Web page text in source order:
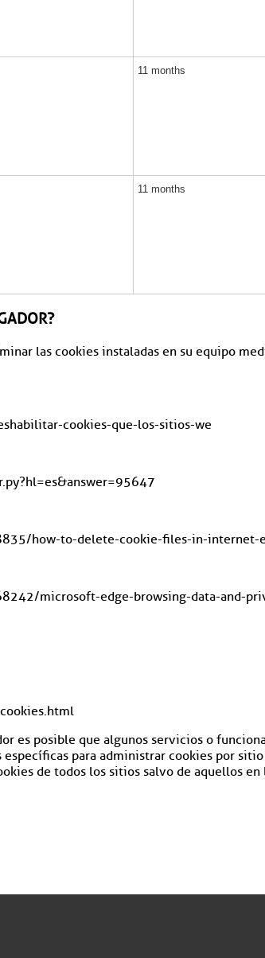
11 months
11 months
las cookies instaladas en su equipo
cookies-que-los-sitios-we
how-to-delete-cookie-files-in-internet-
microsoft-edge-browsing-data-and-
es posible que algunos servicios o
para administrar cookies por
de todos los sitios salvo de aquellos en